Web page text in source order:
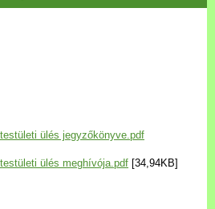
ülés jegyzőkönyve.pdf
ülés meghívója.pdf [34,94KB]